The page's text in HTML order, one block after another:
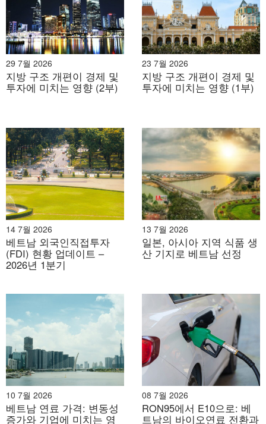
응우옌 반
꾸엣
도당위원회 비서
2
응우옌 반
웃
성 당위원회 부서기 겸 성 인민위원
회 주석
3
응우옌 만
훙
성 당위원회 부서기 겸 인민위원회
의장
단장
5
응우옌 탄
하이
도당위원회 부비서 겸 베트남 조국
전선 중앙위원회 위원장
6
응우옌 탄
도당위원회 검사위원회 위원장
7
응우옌 홍
탄
성 인민위원회 부주석
8
응우옌 민
람
도안 중 키
성 인민위원회 부주석
10 팜탄호아
성 인민위원회 부주석
11
후인 반 손 성 인민위원회 부주석
출처: Congly.vn[1]
전략적 성장 동력
– 지역 연결성 및 교통 인프라
합병 후, 새로운 떠이닌성은 캄보디아 국경에서 메콩 삼각
주까지 이어지는 더욱 통합된 지역 간 교통 인프라 네트워
크를 보유하게 되었습니다. 호치민시-목바이(떠이닌 경유)
29 7월 2026
지방 구조 개편이 경제 및
투자에 미치는 영향 (2부)
23 7월 2026
지방 구조 개편이 경제 및
투자에 미치는 영향 (1부)
14 7월 2026
베트남 외국인직접투자
(FDI) 현황 업데이트 –
2026년 1분기
13 7월 2026
일본, 아시아 지역 식품 생
산 기지로 베트남 선정
10 7월 2026
베트남 연료 가격: 변동성
증가와 기업에 미치는 영
08 7월 2026
RON95에서 E10으로: 베
트남의 바이오연료 전환과